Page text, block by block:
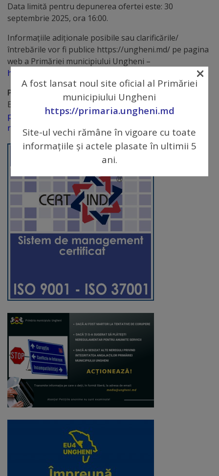
Galerie
video
Galerii
Administrație
Primărie
Primar
Viceprimari
Organigrama
Aparatul
primăriei
de
funcționare
Integritate
și
calitate
Consiliul
Municipal
Secretar
Consilieri
Data limită pentru depunerea ofertei este: 30
septembrie 2025, ora 16:00.
Informaţiile adiţionale posibile sau clarificările/
întrebările vor fi publice https://ungheni.md/ pe pagina
web a Primăriei municipiului Ungheni –
http://ungheni.md
Pentru informaţii suplimentare:
E-mail:
primaria.ungheni@gmail.com
racovita.tatiana1@gmail.com
A fost lansat noul site oficial al Primăriei
municipiului Ungheni
https://primaria.ungheni.md
Site-ul vechi rămâne în vigoare cu toate
informațiile și actele plasate în ultimii 5
ani.
×